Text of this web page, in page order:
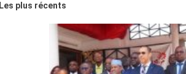
Les plus récents